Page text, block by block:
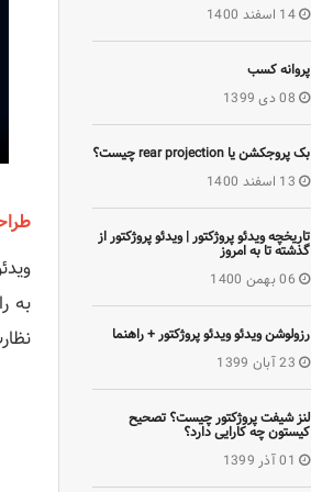
14 اسفند 1400
پروانه کسب
08 دی 1399
بک پروجکشن یا rear projection چیست؟
13 اسفند 1400
تاریخچه ویدئو پروژکتور | ویدئو پروژکتور از
گذشته تا به امروز
06 بهمن 1400
رزولوشن ویدئو ویدئو پروژکتور + راهنما
23 آبان 1399
لنز شیفت پروژکتور چیست؟ تصحیح
کیستون چه کارایی دارد؟
01 آذر 1399
به